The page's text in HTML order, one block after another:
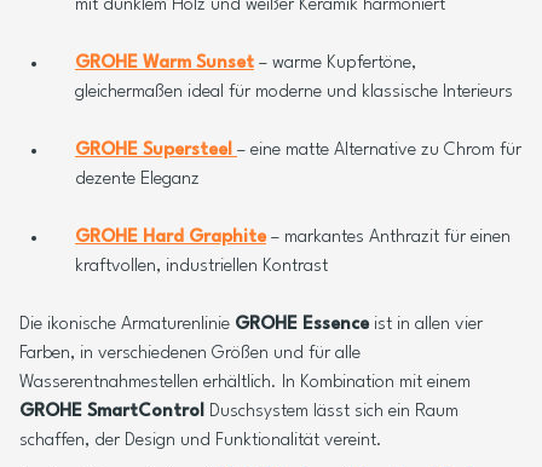
mit dunklem Holz und weißer Keramik harmoniert
GROHE Warm Sunset – warme Kupfertöne,
gleichermaßen ideal für moderne und klassische Interieurs
GROHE Supersteel – eine matte Alternative zu Chrom für
dezente Eleganz
GROHE Hard Graphite– markantes Anthrazit für einen
kraftvollen, industriellen Kontrast
Die ikonische Armaturenlinie GROHE Essenceist in allen vier
Farben, in verschiedenen Größen und für alle
Wasserentnahmestellen erhältlich. In Kombination mit einem
GROHE SmartControl Duschsystem lässt sich ein Raum
schaffen, der Design und Funktionalität vereint.